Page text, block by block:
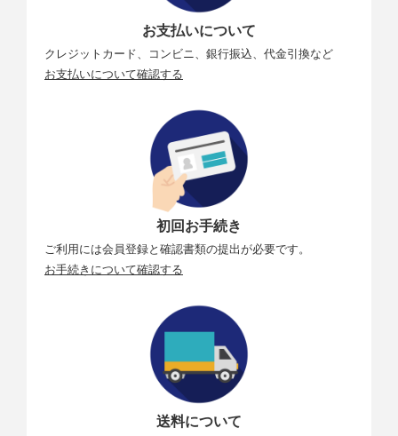
お支払いについて
クレジットカード、コンビニ、銀行振込、代金引換など
お支払いについて確認する
初回お手続き
ご利用には会員登録と確認書類の提出が必要です。
お手続きについて確認する
送料について